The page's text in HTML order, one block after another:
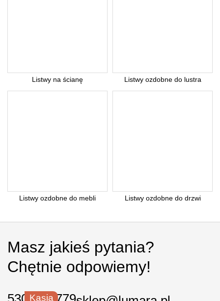
Listwy na ścianę Listwy ozdobne do lustra
Listwy ozdobne do mebli Listwy ozdobne do drzwi
Masz jakieś pytania?
Chętnie odpowiemy!
Kasia